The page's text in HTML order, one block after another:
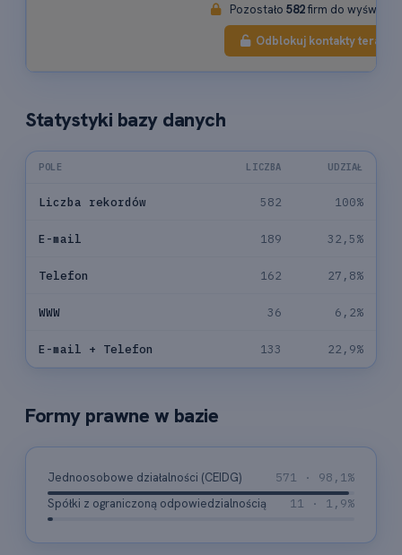
Pozostało 582firm do
Odblokuj kontakty teraz
Statystyki bazy danych
POLE LICZBA UDZIAŁ
Liczba rekordów 582 100%
E-mail 189 32,5%
Telefon 162 27,8%
WWW 36 6,2%
E-mail + Telefon 133 22,9%
Formy prawne w bazie
Jednoosobowe działalności (CEIDG)
571 · 98,1%
Spółki z ograniczoną odpowiedzialnością
11 · 1,9%